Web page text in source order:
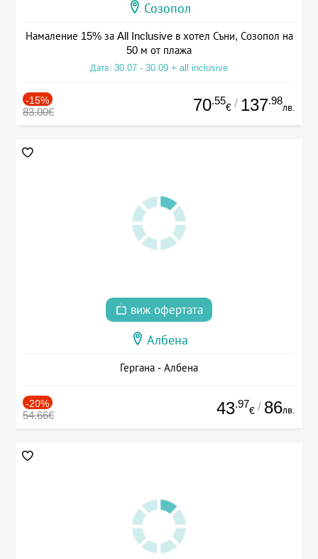
Созопол
Намаление 15% за All Inclusive в хотел Съни, Созопол на
50 м от плажа
Дата: 30.07 - 30.09 + all inclusive
-15%
83.00€ 70.55
€ / 137.98
лв.
виж офертата
Албена
Гергана - Албена
-20%
54.66€ 43.97
€ / 86лв.